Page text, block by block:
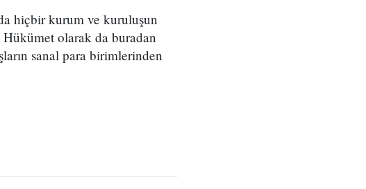
hiçbir kurum ve kuruluşun
olarak da buradan
sanal para birimlerinden